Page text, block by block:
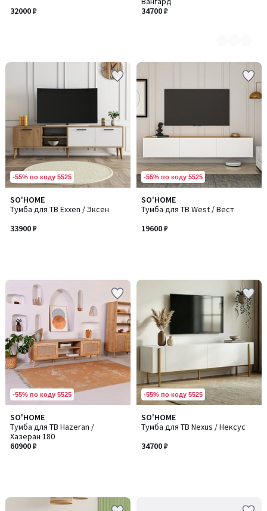
32000 ₽
34700 ₽
3
-55% по коду 5525
SO'HOME
Тумба для ТВ Exxen / Эксен
33900 ₽
-55% по коду 5525
SO'HOME
Тумба для ТВ West / Вест
19600 ₽
-55% по коду 5525
SO'HOME
Тумба для ТВ Hazeran /
Хазеран 180
60900 ₽
-55% по коду 5525
SO'HOME
Тумба для ТВ Nexus / Нексус
34700 ₽